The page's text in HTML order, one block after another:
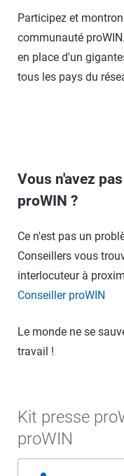
Participez et
communauté
en place d'un
tous les pays du
Vous n'avez
proWIN ?
Ce n'est pas un
Conseillers vous
interlocuteur à
Conseiller proWIN
Le monde ne se
travail !
Kit presse
proWIN